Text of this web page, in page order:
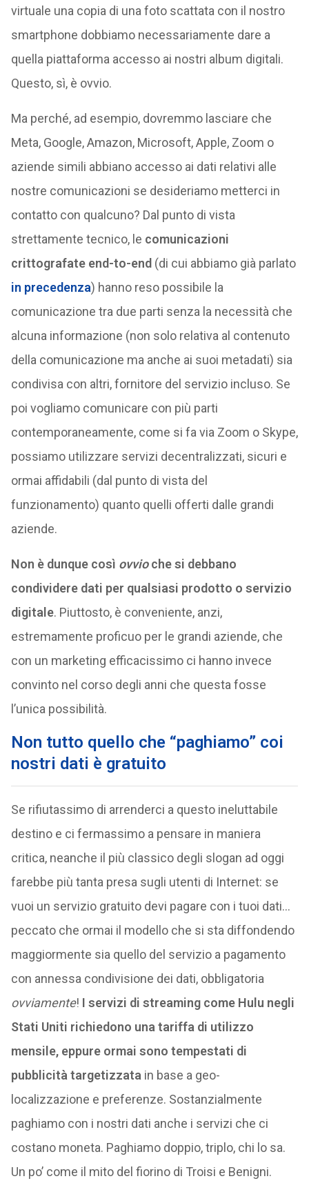
virtuale una copia di una foto scattata con il nostro
smartphone dobbiamo necessariamente dare a
quella piattaforma accesso ai nostri album digitali.
Questo, sì, è ovvio.
Ma perché, ad esempio, dovremmo lasciare che
Meta, Google, Amazon, Microsoft, Apple, Zoom o
aziende simili abbiano accesso ai dati relativi alle
nostre comunicazioni se desideriamo metterci in
contatto con qualcuno? Dal punto di vista
strettamente tecnico, le comunicazioni
crittografate end-to-end (di cui abbiamo già parlato
in precedenza) hanno reso possibile la
comunicazione tra due parti senza la necessità che
alcuna informazione (non solo relativa al contenuto
della comunicazione ma anche ai suoi metadati) sia
condivisa con altri, fornitore del servizio incluso. Se
poi vogliamo comunicare con più parti
contemporaneamente, come si fa via Zoom o Skype,
possiamo utilizzare servizi decentralizzati, sicuri e
ormai affidabili (dal punto di vista del
funzionamento) quanto quelli offerti dalle grandi
aziende.
Non è dunque così ovvioche si debbano
condividere dati per qualsiasi prodotto o servizio
digitale. Piuttosto, è conveniente, anzi,
estremamente proficuo per le grandi aziende, che
con un marketing efficacissimo ci hanno invece
convinto nel corso degli anni che questa fosse
l’unica possibilità.
Non tutto quello che “paghiamo” coi
nostri dati è gratuito
Se rifiutassimo di arrenderci a questo ineluttabile
destino e ci fermassimo a pensare in maniera
critica, neanche il più classico degli slogan ad oggi
farebbe più tanta presa sugli utenti di Internet: se
vuoi un servizio gratuito devi pagare con i tuoi dati…
peccato che ormai il modello che si sta diffondendo
maggiormente sia quello del servizio a pagamento
con annessa condivisione dei dati, obbligatoria
ovviamente! I servizi di streaming come Hulu negli
Stati Uniti richiedono una tariffa di utilizzo
mensile, eppure ormai sono tempestati di
pubblicità targetizzata in base a geo-
localizzazione e preferenze. Sostanzialmente
paghiamo con i nostri dati anche i servizi che ci
costano moneta. Paghiamo doppio, triplo, chi lo sa.
Un po’ come il mito del fiorino di Troisi e Benigni.